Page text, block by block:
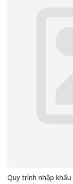
Quy trình nhập